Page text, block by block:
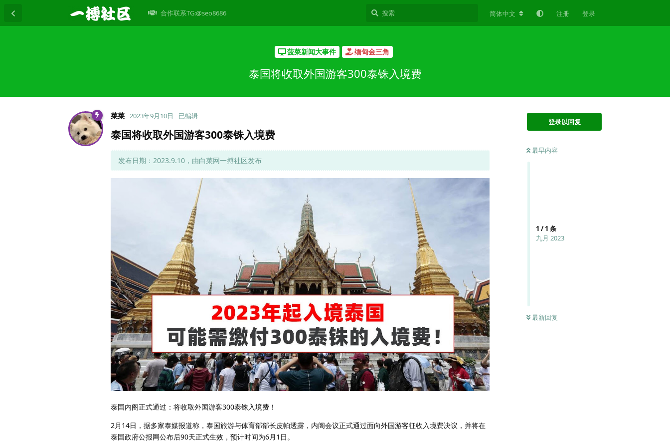
合作联系TG:@seo8686 简体中文 注册 登录
菠菜新闻大事件 缅甸金三角
泰国将收取外国游客300泰铢入境费
登录以回复
最早内容
1 /1 条
九月 2023
最新回复
菜菜 2023年9月10日 已编辑
泰国将收取外国游客300泰铢入境费
发布日期：2023.9.10，由白菜网一搏社区发布
泰国内阁正式通过：将收取外国游客300泰铢入境费！
2月14日，据多家泰媒报道称，泰国旅游与体育部部长皮帕透露，内阁会议正式通过面向外国游客征收入境费决议，并将在
泰国政府公报网公布后90天正式生效，预计时间为6月1日。